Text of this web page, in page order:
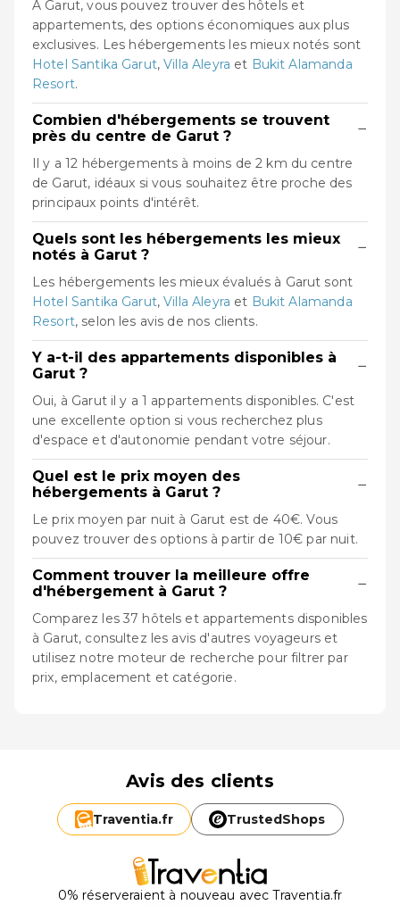
À Garut, vous pouvez trouver des hôtels et
appartements, des options économiques aux plus
exclusives. Les hébergements les mieux notés sont
Hotel Santika Garut,Villa Aleyra et Bukit Alamanda
Resort.
Combien d'hébergements se trouvent
près du centre de Garut ?
−
Il y a 12 hébergements à moins de 2 km du centre
de Garut, idéaux si vous souhaitez être proche des
principaux points d'intérêt.
Quels sont les hébergements les mieux
notés à Garut ?
−
Les hébergements les mieux évalués à Garut sont
Hotel Santika Garut,Villa Aleyra et Bukit Alamanda
Resort, selon les avis de nos clients.
Y a-t-il des appartements disponibles à
Garut ?
−
Oui, à Garut il y a 1 appartements disponibles. C'est
une excellente option si vous recherchez plus
d'espace et d'autonomie pendant votre séjour.
Quel est le prix moyen des
hébergements à Garut ?
−
Le prix moyen par nuit à Garut est de 40€. Vous
pouvez trouver des options à partir de 10€ par nuit.
Comment trouver la meilleure offre
d'hébergement à Garut ?
−
Comparez les 37 hôtels et appartements disponibles
à Garut, consultez les avis d'autres voyageurs et
utilisez notre moteur de recherche pour filtrer par
prix, emplacement et catégorie.
Avis des clients
Traventia.fr TrustedShops
0% réserveraient à nouveau avec Traventia.fr